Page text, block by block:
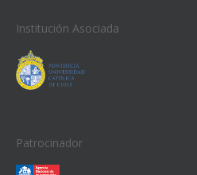
Institución Asociada
Patrocinador